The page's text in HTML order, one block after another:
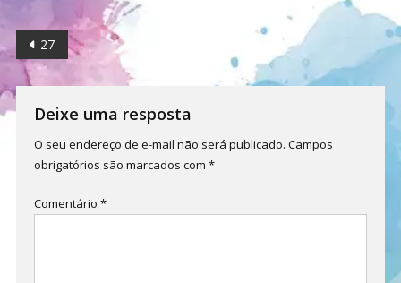
Navegação
de
Post
27
Deixe uma resposta
O seu endereço de e-mail não será publicado. Campos
obrigatórios são marcados com *
Comentário *